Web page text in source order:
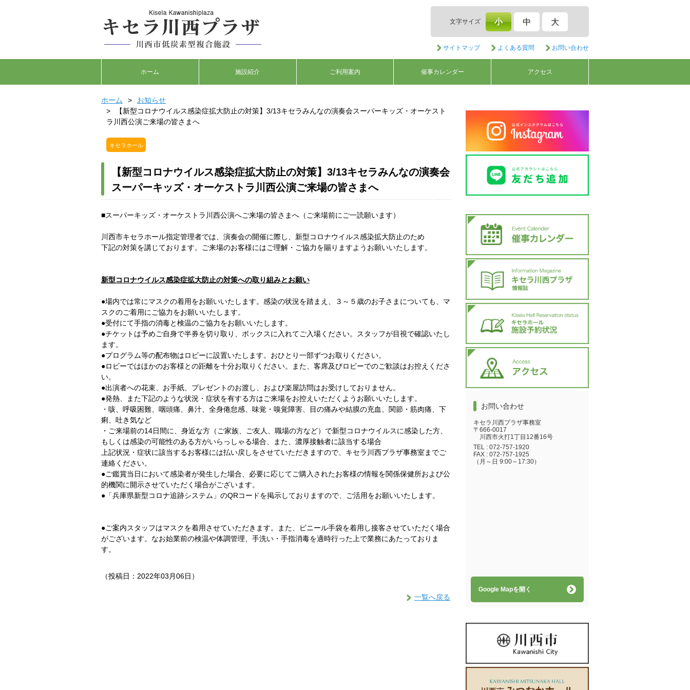
文字サイズ 小 中 大
サイトマップ よくある質問 お問い合わせ
ホーム 施設紹介 ご利用案内 催事カレンダー アクセス
ホーム
お知らせ
【新型コロナウイルス感染症拡大防止の対策】3/13キセラみんなの演奏会スーパーキッズ・オーケスト
ラ川西公演ご来場の皆さまへ
キセラホール
【新型コロナウイルス感染症拡大防止の対策】3/13キセラみんなの演奏会
スーパーキッズ・オーケストラ川西公演ご来場の皆さまへ
■スーパーキッズ・オーケストラ川西公演へご来場の皆さまへ（ご来場前にご一読願います）
川西市キセラホール指定管理者では、演奏会の開催に際し、新型コロナウイルス感染拡大防止のため
下記の対策を講じております。ご来場のお客様にはご理解・ご協力を賜りますようお願いいたします。
新型コロナウイルス感染症拡大防止の対策への取り組みとお願い
●場内では常にマスクの着用をお願いいたします。感染の状況を踏まえ、３～５歳のお子さまについても、マ
スクのご着用にご協力をお願いいたします。
●受付にて手指の消毒と検温のご協力をお願いいたします。
●チケットは予めご自身で半券を切り取り、ボックスに入れてご入場ください。スタッフが目視で確認いたし
ます。
●プログラム等の配布物はロビーに設置いたします。おひとり一部ずつお取りください。
●ロビーではほかのお客様との距離を十分お取りください。また、客席及びロビーでのご歓談はお控えくださ
い。
●出演者への花束、お手紙、プレゼントのお渡し、および楽屋訪問はお受けしておりません。
●発熱、また下記のような状況・症状を有する方はご来場をお控えいただくようお願いいたします。
・咳、呼吸困難、咽頭痛、鼻汁、全身倦怠感、味覚・嗅覚障害、目の痛みや結膜の充血、関節・筋肉痛、下
痢、吐き気など
・ご来場前の14日間に、身近な方（ご家族、ご友人、職場の方など）で新型コロナウイルスに感染した方、
もしくは感染の可能性のある方がいらっしゃる場合、また、濃厚接触者に該当する場合
上記状況・症状に該当するお客様には払い戻しをさせていただきますので、キセラ川西プラザ事務室までご
連絡ください。
●ご鑑賞当日において感染者が発生した場合、必要に応じてご購入されたお客様の情報を関係保健所および公
的機関に開示させていただく場合がございます。
●「兵庫県新型コロナ追跡システム」のQRコードを掲示しておりますので、ご活用をお願いいたします。
●ご案内スタッフはマスクを着用させていただきます。また、ビニール手袋を着用し接客させていただく場合
がございます。なお始業前の検温や体調管理、手洗い・手指消毒を適時行った上で業務にあたっておりま
す。
（投稿日：2022年03月06日）
一覧へ戻る
お問い合わせ
キセラ川西プラザ事務室
〒666-0017
川西市火打1丁目12番16号
TEL : 072-757-1920
FAX : 072-757-1925
（月～日 9:00～17:30）
Google Mapを開く